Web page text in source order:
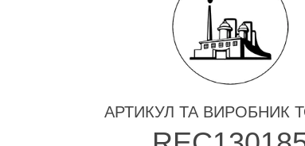
АРТИКУЛ ТА ВИРОБНИК